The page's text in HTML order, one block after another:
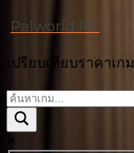
Palworld PC
เปรียบเทียบราคาเกม